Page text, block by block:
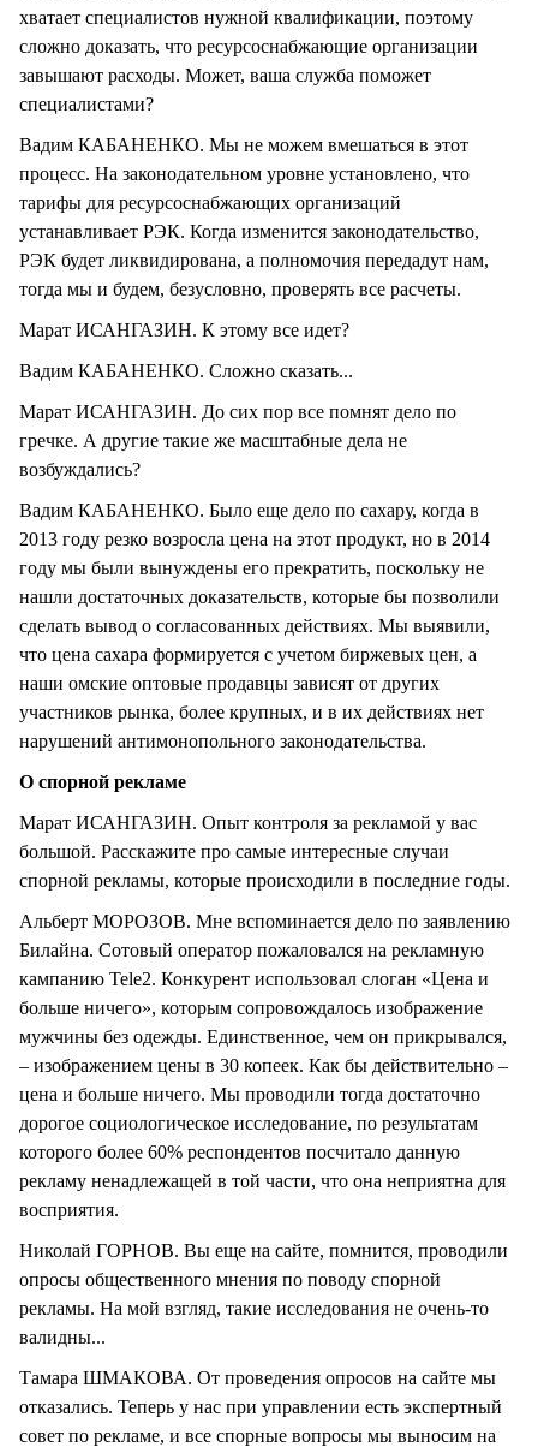
хватает специалистов нужной квалификации, поэтому
сложно доказать, что ресурсоснабжающие организации
завышают расходы. Может, ваша служба поможет
специалистами?
Вадим КАБАНЕНКО. Мы не можем вмешаться в этот
процесс. На законодательном уровне установлено, что
тарифы для ресурсоснабжающих организаций
устанавливает РЭК. Когда изменится законодательство,
РЭК будет ликвидирована, а полномочия передадут нам,
тогда мы и будем, безусловно, проверять все расчеты.
Марат ИСАНГАЗИН. К этому все идет?
Вадим КАБАНЕНКО. Сложно сказать...
Марат ИСАНГАЗИН. До сих пор все помнят дело по
гречке. А другие такие же масштабные дела не
возбуждались?
Вадим КАБАНЕНКО. Было еще дело по сахару, когда в
2013 году резко возросла цена на этот продукт, но в 2014
году мы были вынуждены его прекратить, поскольку не
нашли достаточных доказательств, которые бы позволили
сделать вывод о согласованных действиях. Мы выявили,
что цена сахара формируется с учетом биржевых цен, а
наши омские оптовые продавцы зависят от других
участников рынка, более крупных, и в их действиях нет
нарушений антимонопольного законодательства.
О спорной рекламе
Марат ИСАНГАЗИН. Опыт контроля за рекламой у вас
большой. Расскажите про самые интересные случаи
спорной рекламы, которые происходили в последние годы.
Альберт МОРОЗОВ. Мне вспоминается дело по заявлению
Билайна. Сотовый оператор пожаловался на рекламную
кампанию Tele2. Конкурент использовал слоган «Цена и
больше ничего», которым сопровождалось изображение
мужчины без одежды. Единственное, чем он прикрывался,
– изображением цены в 30 копеек. Как бы действительно –
цена и больше ничего. Мы проводили тогда достаточно
дорогое социологическое исследование, по результатам
которого более 60% респондентов посчитало данную
рекламу ненадлежащей в той части, что она неприятна для
восприятия.
Николай ГОРНОВ. Вы еще на сайте, помнится, проводили
опросы общественного мнения по поводу спорной
рекламы. На мой взгляд, такие исследования не очень-то
валидны...
Тамара ШМАКОВА. От проведения опросов на сайте мы
отказались. Теперь у нас при управлении есть экспертный
совет по рекламе, и все спорные вопросы мы выносим на